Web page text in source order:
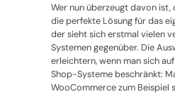
Wer nun überzeugt davon ist,
die perfekte Lösung für das
der sieht sich erstmal vielen
Systemen gegenüber. Die
erleichtern, wenn man sich
Shop-Systeme beschränkt:
WooCommerce zum Beispiel